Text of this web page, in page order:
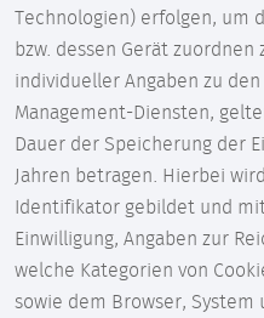
Technologien) erfolgen, um
bzw. dessen Gerät
individueller Angaben zu
Management-Diensten,
Dauer der Speicherung der
Jahren betragen. Hierbei
Identifikator gebildet und
Einwilligung, Angaben zur
welche Kategorien von
sowie dem Browser, System